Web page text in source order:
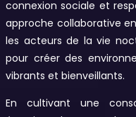
connexion sociale et
approche collaborative
les acteurs de la vie
pour créer des
vibrants et bienveillants.
En cultivant une